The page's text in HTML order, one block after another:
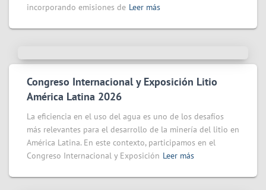
incorporando emisiones de Leer más
Congreso Internacional y Exposición Litio
América Latina 2026
La eficiencia en el uso del agua es uno de los desafíos
más relevantes para el desarrollo de la minería del litio en
América Latina. En este contexto, participamos en el
Congreso Internacional y Exposición Leer más